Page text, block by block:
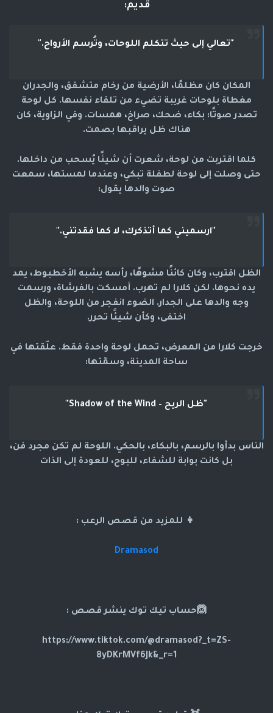
قديم:
"تعالي إلى حيث تتكلم اللوحات، وتُرسم الأرواح."
المكان كان مظلمًا، الأرضية من رخام متشقق، والجدران
مغطاة بلوحات غريبة تضيء من تلقاء نفسها. كل لوحة
تصدر صوتًا: بكاء، ضحك، صراخ، همسات. وفي الزاوية، كان
هناك ظل يراقبها بصمت.
كلما اقتربت من لوحة، شعرت أن شيئًا يُسحب من داخلها.
حتى وصلت إلى لوحة لطفلة تبكي، وعندما لمستها، سمعت
صوت والدها يقول:
"ارسميني كما أتذكرك، لا كما فقدتني."
الظل اقترب، وكان كائنًا مشوهًا، رأسه يشبه الأخطبوط، يمد
يده نحوها. لكن كلارا لم تهرب. أمسكت بالفرشاة، ورسمت
وجه والدها على الجدار. الضوء انفجر من اللوحة، والظل
اختفى، وكأن شيئًا تحرر.
خرجت كلارا من المعرض، تحمل لوحة واحدة فقط. علّقتها في
ساحة المدينة، وسمّتها:
"ظل الريح – Shadow of the Wind"
الناس بدأوا بالرسم، بالبكاء، بالحكي. اللوحة لم تكن مجرد فن،
بل كانت بوابة للشفاء، للبوح، للعودة إلى الذات
👧 للمزيد من قصص الرعب :
Dramasod
🙆حساب تيك توك ينشر قصص :
https://www.tiktok.com/@dramasod?_t=ZS-
8yDKrMVf6Jk&_r=1